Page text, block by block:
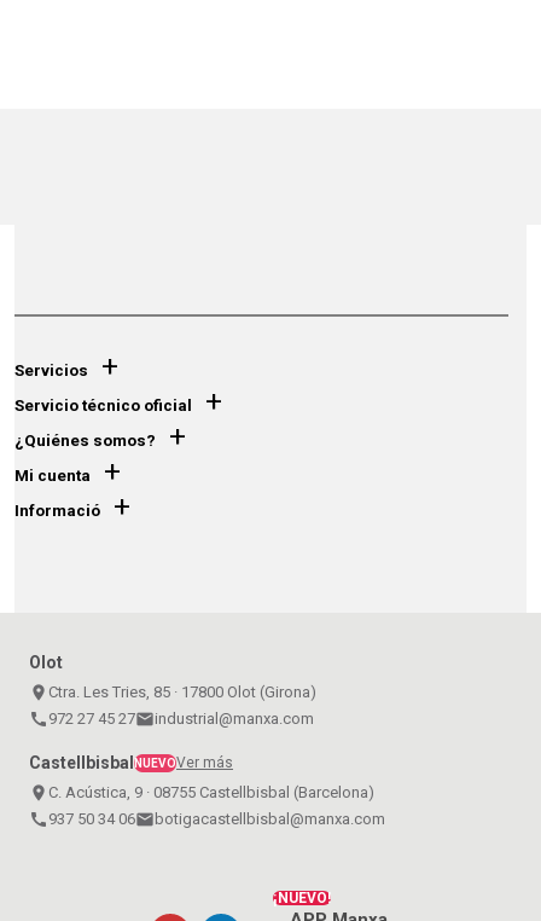
Servicios +
Servicio técnico oficial +
¿Quiénes somos? +
Mi cuenta +
Informació +
Olot
place Ctra. Les Tries, 85 · 17800 Olot (Girona)
call 972 27 45 27emailindustrial@manxa.com
CastellbisbalNUEVOVer más
place C. Acústica, 9 · 08755 Castellbisbal (Barcelona)
call 937 50 34 06emailbotigacastellbisbal@manxa.com
¡NUEVO!